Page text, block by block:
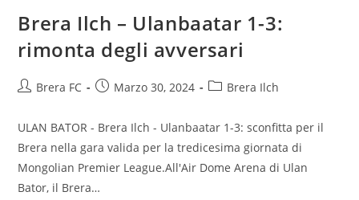
Brera Ilch – Ulanbaatar 1-3:
rimonta degli avversari
Brera FC Marzo 30, 2024 Brera Ilch
ULAN BATOR - Brera Ilch - Ulanbaatar 1-3: sconfitta per il
Brera nella gara valida per la tredicesima giornata di
Mongolian Premier League.All'Air Dome Arena di Ulan
Bator, il Brera…